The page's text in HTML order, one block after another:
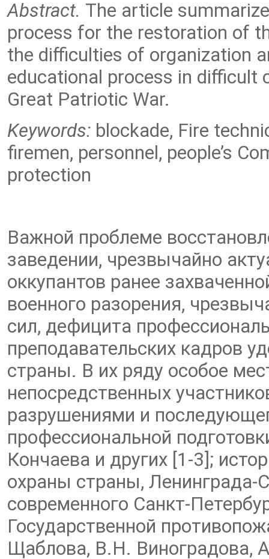
Abstract. The article
process for the restoration of
the difficulties of organization
educational process in difficult
Great Patriotic War.
Keywords: blockade, Fire
firemen, personnel, people’s
protection
Важной проблеме
заведении, чрезвычайно
оккупантов ранее
военного разорения,
сил, дефицита
преподавательских кадров
страны. В их ряду особое
непосредственных
разрушениями и
профессиональной
Кончаева и других [1-3];
охраны страны, Ленинграда-
современного Санкт-
Государственной
Щаблова, В.Н. Виноградова,